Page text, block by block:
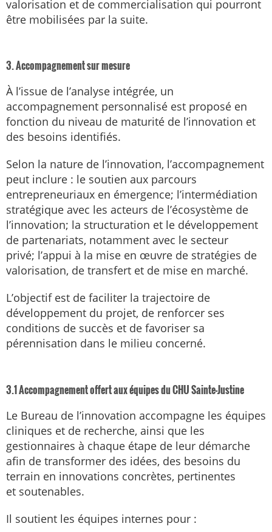
valorisation et de commercialisation qui pourront
être mobilisées par la suite.
3. Accompagnement sur mesure
À l’issue de l’analyse intégrée, un
accompagnement personnalisé est proposé en
fonction du niveau de maturité de l’innovation et
des besoins identifiés.
Selon la nature de l’innovation, l’accompagnement
peut inclure : le soutien aux parcours
entrepreneuriaux en émergence; l’intermédiation
stratégique avec les acteurs de l’écosystème de
l’innovation; la structuration et le développement
de partenariats, notamment avec le secteur
privé; l’appui à la mise en œuvre de stratégies de
valorisation, de transfert et de mise en marché.
L’objectif est de faciliter la trajectoire de
développement du projet, de renforcer ses
conditions de succès et de favoriser sa
pérennisation dans le milieu concerné.
3.1 Accompagnement offert aux équipes du CHU Sainte-Justine
Le Bureau de l’innovation accompagne les équipes
cliniques et de recherche, ainsi que les
gestionnaires à chaque étape de leur démarche
afin de transformer des idées, des besoins du
terrain en innovations concrètes, pertinentes
et soutenables.
Il soutient les équipes internes pour :